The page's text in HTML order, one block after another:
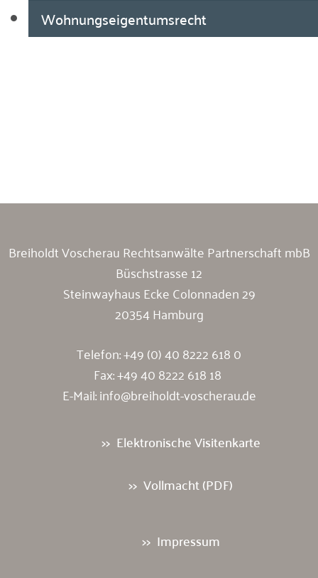
Wohnungseigentumsrecht
Breiholdt Voscherau Rechtsanwälte Partnerschaft mbB
Büschstrasse 12
Steinwayhaus Ecke Colonnaden 29
20354 Hamburg
Telefon:+49 (0) 40 8222 618 0
Fax: +49 40 8222 618 18
E-Mail:info@breiholdt-voscherau.de
Elektronische Visitenkarte
Vollmacht (PDF)
Impressum